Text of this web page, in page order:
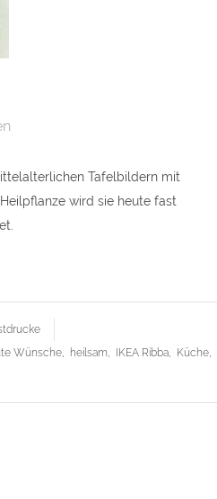
Tafelbildern mit
wird sie heute fast
Wünsche, heilsam, IKEA Ribba, Küche,